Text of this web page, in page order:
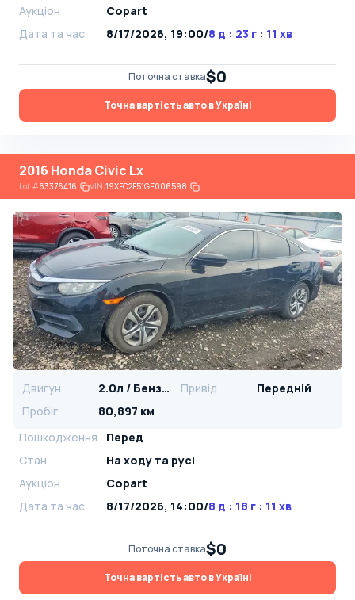
Аукціон
Copart
Дата та час
8/17/2026, 19:00/8 д : 23 г : 11 хв
Поточна ставка$0
Точна вартість авто в Україні
2016 Honda Civic Lx
Lot#63376416 VIN:19XFC2F51GE006598
Двигун 2.0л / Бензин Привід
Передній
Пробіг
80,897 км
Пошкодження
Перед
Стан
На ​​ходу та русі
Аукціон
Copart
Дата та час
8/17/2026, 14:00/8 д : 18 г : 11 хв
Поточна ставка$0
Точна вартість авто в Україні